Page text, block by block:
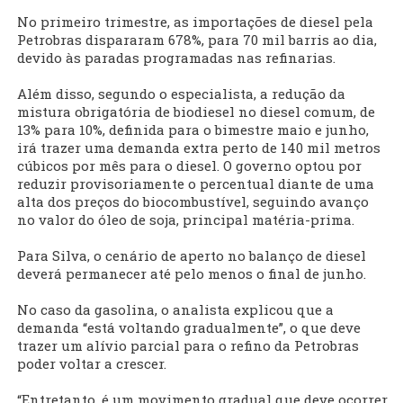
No primeiro trimestre, as importações de diesel pela
Petrobras dispararam 678%, para 70 mil barris ao dia,
devido às paradas programadas nas refinarias.
Além disso, segundo o especialista, a redução da
mistura obrigatória de biodiesel no diesel comum, de
13% para 10%, definida para o bimestre maio e junho,
irá trazer uma demanda extra perto de 140 mil metros
cúbicos por mês para o diesel. O governo optou por
reduzir provisoriamente o percentual diante de uma
alta dos preços do biocombustível, seguindo avanço
no valor do óleo de soja, principal matéria-prima.
Para Silva, o cenário de aperto no balanço de diesel
deverá permanecer até pelo menos o final de junho.
No caso da gasolina, o analista explicou que a
demanda “está voltando gradualmente”, o que deve
trazer um alívio parcial para o refino da Petrobras
poder voltar a crescer.